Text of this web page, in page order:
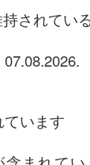
されてい
います